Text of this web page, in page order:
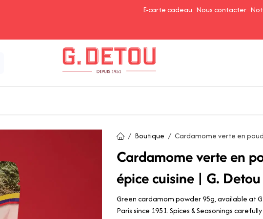
E-carte cadeau Nous contacter
Boutique Cardamome verte en
Cardamome verte en
épice cuisine | G.
Green cardamom powder 95g, available at
Paris since 1951. Spices & Seasonings